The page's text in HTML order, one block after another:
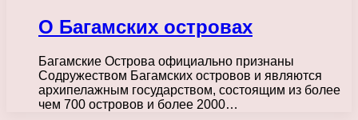
О Багамских островах
Багамские Острова официально признаны
Содружеством Багамских островов и являются
архипелажным государством, состоящим из более
чем 700 островов и более 2000…